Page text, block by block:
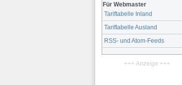
Für Webmaster
Tariftabelle Inland
Tariftabelle Ausland
RSS- und Atom-Feeds
+++ Anzeige +++